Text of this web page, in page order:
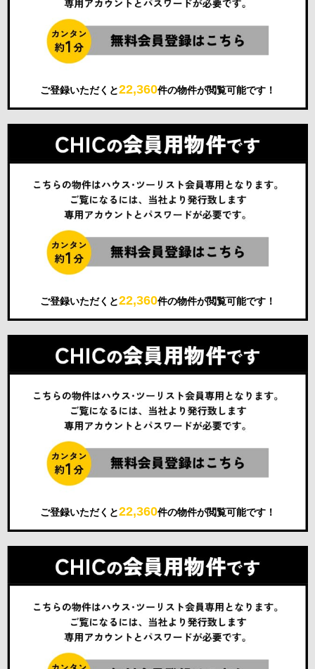
ご登録いただくと22,360件の物件が閲覧可能です！
ご登録いただくと22,360件の物件が閲覧可能です！
ご登録いただくと22,360件の物件が閲覧可能です！